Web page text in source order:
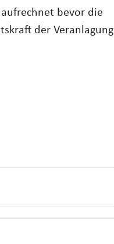
bevor die
der Veranlagung